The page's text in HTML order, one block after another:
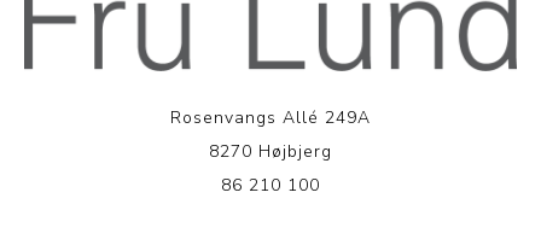
Rosenvangs Allé 249A
8270 Højbjerg
86 210 100